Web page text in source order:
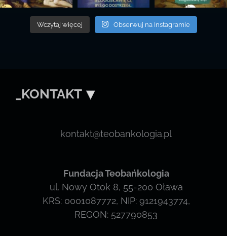
Wczytaj więcej Obserwuj na Instagramie
_KONTAKT
kontakt@teobankologia.pl
Fundacja Teobańkologia
ul. Nowy Otok 8, 55-200 Oława
KRS: 0001087772, NIP: 9121943774,
REGON: 527790853